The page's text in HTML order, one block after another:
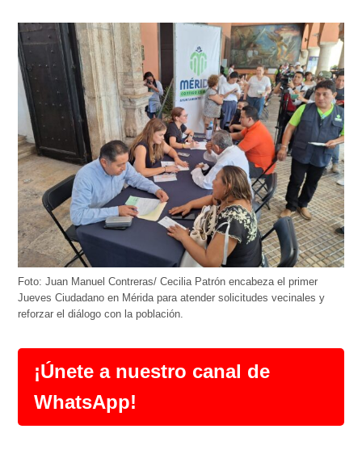
Foto: Juan Manuel Contreras/ Cecilia Patrón encabeza el primer
Jueves Ciudadano en Mérida para atender solicitudes vecinales y
reforzar el diálogo con la población.
¡Únete a nuestro canal de
WhatsApp!